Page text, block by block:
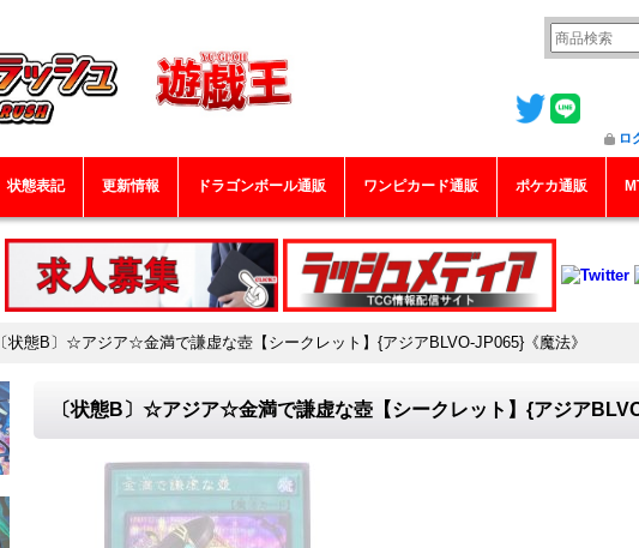
ロ
状態表記 更新情報 ドラゴンボール通販 ワンピカード通販 ポケカ通販
〔状態B〕☆アジア☆金満で謙虚な壺【シークレット】{アジアBLVO-JP065}《魔法》
〔状態B〕☆アジア☆金満で謙虚な壺【シークレット】{アジア